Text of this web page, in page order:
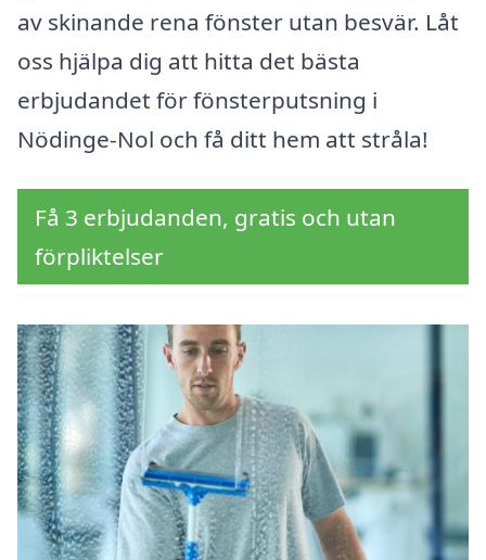
av skinande rena fönster utan besvär. Låt
oss hjälpa dig att hitta det bästa
erbjudandet för fönsterputsning i
Nödinge-Nol och få ditt hem att stråla!
Få 3 erbjudanden, gratis och utan
förpliktelser